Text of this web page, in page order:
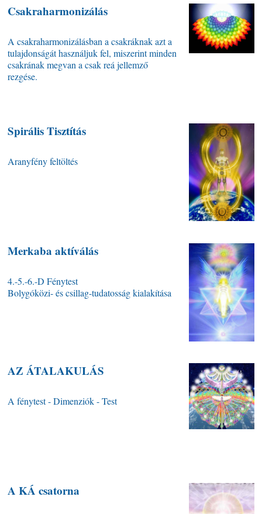
Csakraharmonizálás
A csakraharmonizálásban a csakráknak azt a
tulajdonságát használjuk fel, miszerint minden
csakrának megvan a csak reá jellemző
rezgése.
Spirális Tisztítás
Aranyfény feltöltés
Merkaba aktíválás
4.-5.-6.-D Fénytest
Bolygóközi- és csillag-tudatosság kialakítása
AZ ÁTALAKULÁS
A fénytest - Dimenziók - Test
A KÁ csatorna